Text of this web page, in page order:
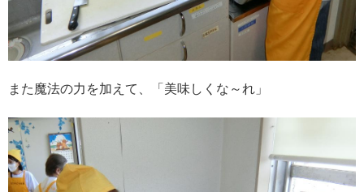
また魔法の力を加えて、「美味しくな～れ」